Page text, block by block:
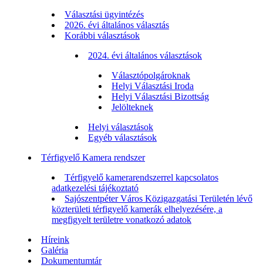
Választási ügyintézés
2026. évi általános választás
Korábbi választások
2024. évi általános választások
Választópolgároknak
Helyi Választási Iroda
Helyi Választási Bizottság
Jelölteknek
Helyi választások
Egyéb választások
Térfigyelő Kamera rendszer
Térfigyelő kamerarendszerrel kapcsolatos
adatkezelési tájékoztató
Sajószentpéter Város Közigazgatási Területén lévő
közterületi térfigyelő kamerák elhelyezésére, a
megfigyelt területre vonatkozó adatok
Híreink
Galéria
Dokumentumtár